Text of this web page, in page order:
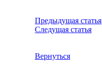
Предыдущая статья
Следущая статья
Вернуться